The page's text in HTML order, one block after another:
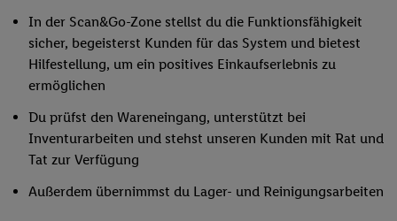
In der Scan&Go-Zone stellst du die Funktionsfähigkeit
sicher, begeisterst Kunden für das System und bietest
Hilfestellung, um ein positives Einkaufserlebnis zu
ermöglichen
Du prüfst den Wareneingang, unterstützt bei
Inventurarbeiten und stehst unseren Kunden mit Rat und
Tat zur Verfügung
Außerdem übernimmst du Lager- und Reinigungsarbeiten